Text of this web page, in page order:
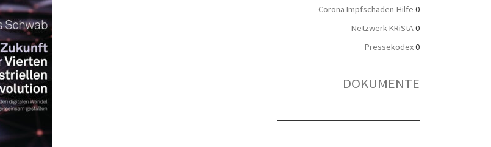
Corona Impfschaden-Hilfe 0
Netzwerk KRiStA0
Pressekodex0
DOKUMENTE